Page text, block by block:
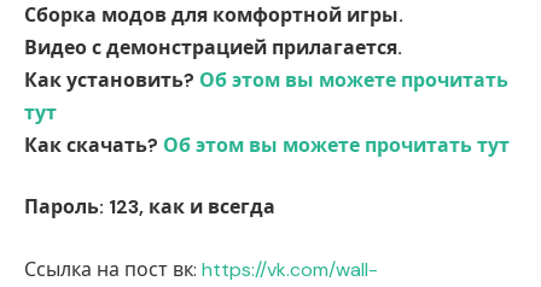
Сборка модов для комфортной игры.
Видео с демонстрацией прилагается.
Как установить? Об этом вы можете прочитать
тут
Как скачать? Об этом вы можете прочитать тут
Пароль: 123, как и всегда
Ссылка на пост вк: https://vk.com/wall-